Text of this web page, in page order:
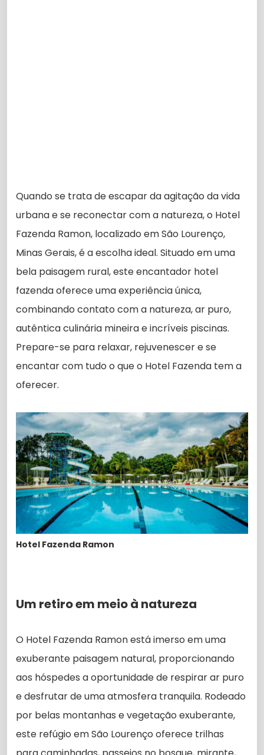
Quando se trata de escapar da agitação da vida
urbana e se reconectar com a natureza, o Hotel
Fazenda Ramon, localizado em São Lourenço,
Minas Gerais, é a escolha ideal. Situado em uma
bela paisagem rural, este encantador hotel
fazenda oferece uma experiência única,
combinando contato com a natureza, ar puro,
autêntica culinária mineira e incríveis piscinas.
Prepare-se para relaxar, rejuvenescer e se
encantar com tudo o que o Hotel Fazenda tem a
oferecer.
Hotel Fazenda Ramon
Um retiro em meio à natureza
O Hotel Fazenda Ramon está imerso em uma
exuberante paisagem natural, proporcionando
aos hóspedes a oportunidade de respirar ar puro
e desfrutar de uma atmosfera tranquila. Rodeado
por belas montanhas e vegetação exuberante,
este refúgio em São Lourenço oferece trilhas